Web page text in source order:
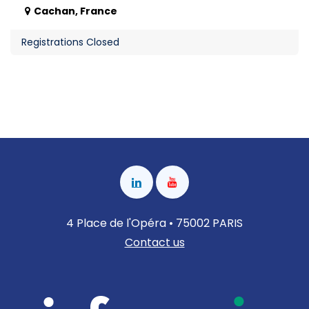
Cachan, France
Registrations Closed
4 Place de l'Opéra • 75002 PARIS
Contact us